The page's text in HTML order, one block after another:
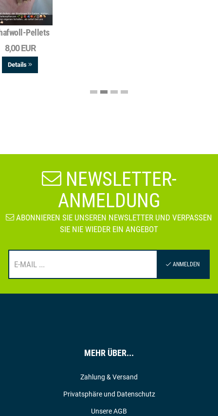
NEWSLETTER-
ANMELDUNG
ABONNIEREN SIE UNSEREN NEWSLETTER UND VERPASSEN
SIE NIE WIEDER EIN ANGEBOT
ANMELDEN
MEHR ÜBER...
Zahlung & Versand
Privatsphäre und Datenschutz
Unsere AGB